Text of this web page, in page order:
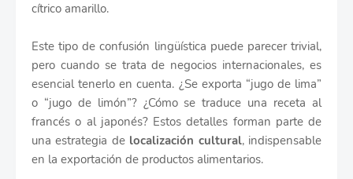
cítrico amarillo.
Este tipo de confusión lingüística puede parecer trivial,
pero cuando se trata de negocios internacionales, es
esencial tenerlo en cuenta. ¿Se exporta “jugo de lima”
o “jugo de limón”? ¿Cómo se traduce una receta al
francés o al japonés? Estos detalles forman parte de
una estrategia de localización cultural, indispensable
en la exportación de productos alimentarios.